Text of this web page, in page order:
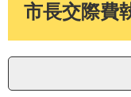
へ
市長交際費